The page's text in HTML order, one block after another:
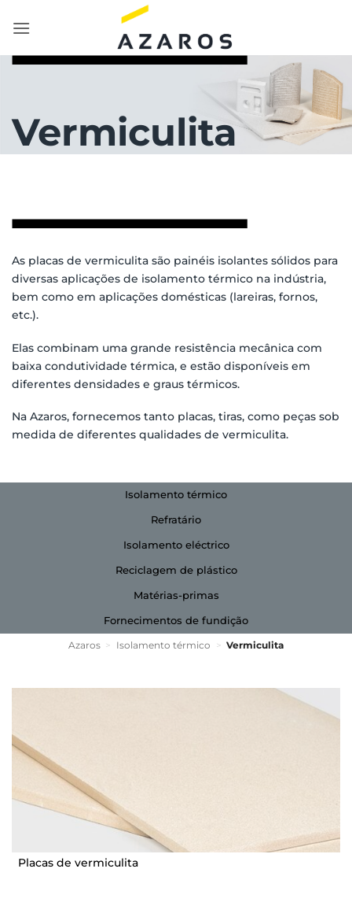
Vermiculita
As placas de vermiculita são painéis isolantes sólidos para
diversas aplicações de isolamento térmico na indústria,
bem como em aplicações domésticas (lareiras, fornos,
etc.).
Elas combinam uma grande resistência mecânica com
baixa condutividade térmica, e estão disponíveis em
diferentes densidades e graus térmicos.
Na Azaros, fornecemos tanto placas, tiras, como peças sob
medida de diferentes qualidades de vermiculita.
Isolamento térmico
Refratário
Isolamento eléctrico
Reciclagem de plástico
Matérias-primas
Fornecimentos de fundição
Azaros > Isolamento térmico > Vermiculita
Placas de vermiculita